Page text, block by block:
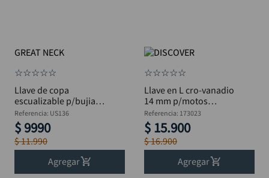
GREAT NECK
☆☆☆☆☆
Llave de copa
escualizable p/bujias
GREAT NECK 13/16"
Referencia: US136
$ 9990
$11.990
Agregar
☆☆☆☆☆
Llave en L cro-vanadio
14 mm p/motos
DISCOVER
Referencia: 173023
$ 15.900
$16.900
Agregar